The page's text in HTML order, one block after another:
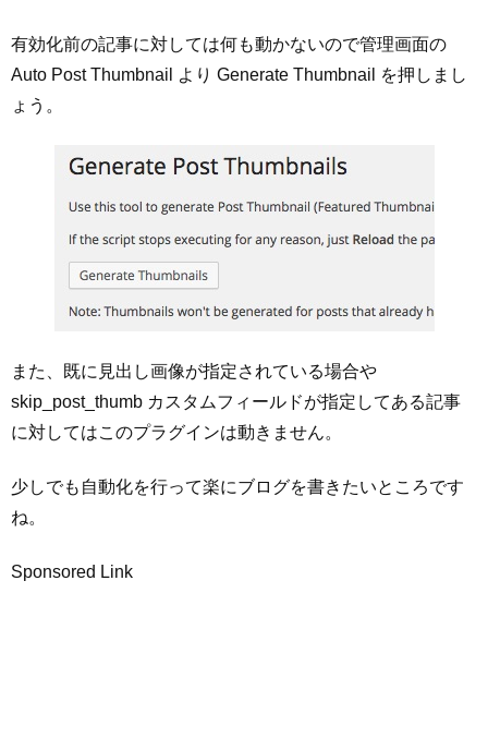
有効化前の記事に対しては何も動かないので管理画面の
Auto Post Thumbnail より Generate Thumbnail を押しまし
ょう。
また、既に見出し画像が指定されている場合や
skip_post_thumb カスタムフィールドが指定してある記事
に対してはこのプラグインは動きません。
少しでも自動化を行って楽にブログを書きたいところです
ね。
Sponsored Link